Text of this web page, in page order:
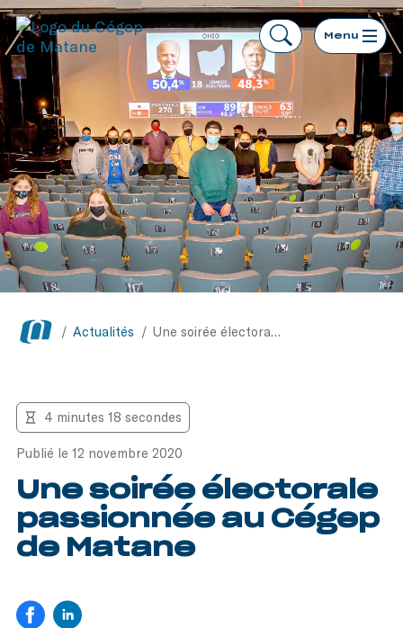
Menu
/ Actualités / Une soirée électorale passionnée au Cégep de Matane
Publié le 12 novembre 2020
4 minutes 18 secondes
Une soirée électorale
passionnée au Cégep
de Matane